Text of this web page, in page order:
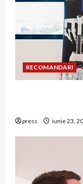
RECOMANDARI
press iunie 23,